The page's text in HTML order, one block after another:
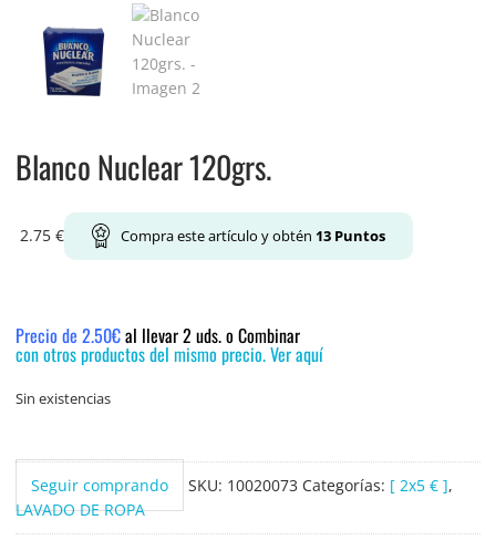
Blanco Nuclear 120grs.
2.75 € Compra este artículo y obtén 13Puntos
Precio de 2.50€al llevar 2 uds. o Combinar
con otros productos del mismo precio. Ver aquí
Sin existencias
Seguir comprando SKU: 10020073 Categorías: [ 2x5 € ],
LAVADO DE ROPA